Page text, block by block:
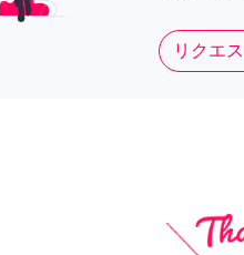
リクエ